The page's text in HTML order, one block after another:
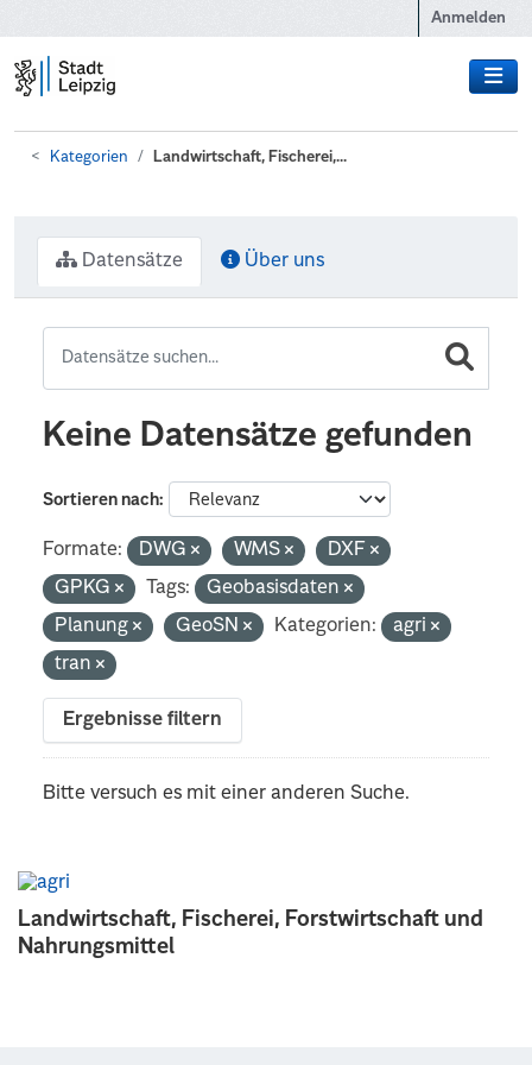
Anmelden
Kategorien Landwirtschaft, Fischerei,...
Landwirtschaft, Fischerei, Forstwirtschaft und
Nahrungsmittel
Datensätze Über uns
Keine Datensätze gefunden
Sortieren nach
Formate: DWG WMS
DXF
GPKG
Tags:
Geobasisdaten
Planung
GeoSN Kategorien:
agri
tran
Ergebnisse filtern
Bitte versuch es mit einer anderen Suche.